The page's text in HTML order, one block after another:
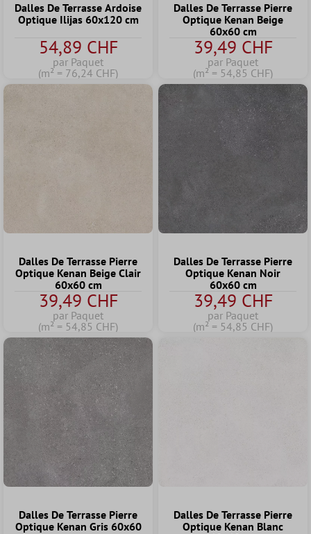
Dalles De Terrasse Ardoise
Optique Ilijas 60x120 cm
54,89 CHF
par Paquet
(m² = 76,24 CHF)
Dalles De Terrasse Pierre
Optique Kenan Beige
60x60 cm
39,49 CHF
par Paquet
(m² = 54,85 CHF)
Dalles De Terrasse Pierre
Optique Kenan Beige Clair
60x60 cm
39,49 CHF
par Paquet
(m² = 54,85 CHF)
Dalles De Terrasse Pierre
Optique Kenan Noir
60x60 cm
39,49 CHF
par Paquet
(m² = 54,85 CHF)
Dalles De Terrasse Pierre
Optique Kenan Gris 60x60
Dalles De Terrasse Pierre
Optique Kenan Blanc